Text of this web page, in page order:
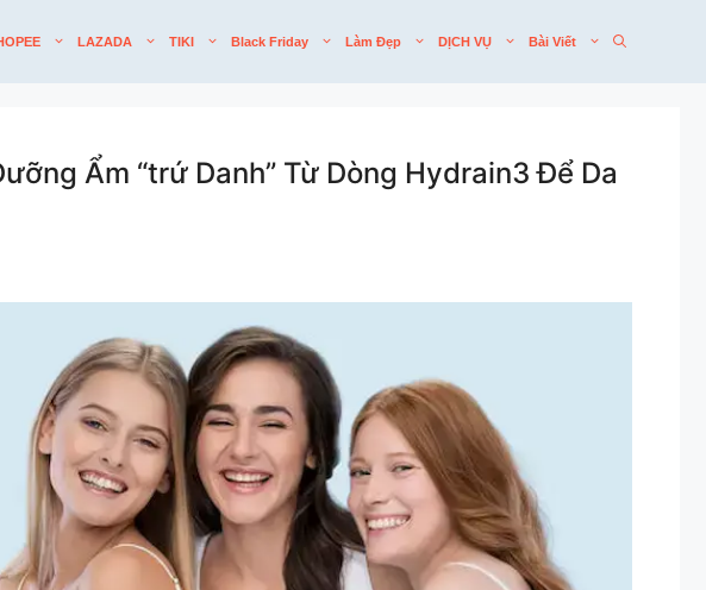
LAZADA TIKI Black Friday Làm Đẹp DỊCH VỤ Bài Viết
Ẩm “trứ Danh” Từ Dòng Hydrain3 Để Da